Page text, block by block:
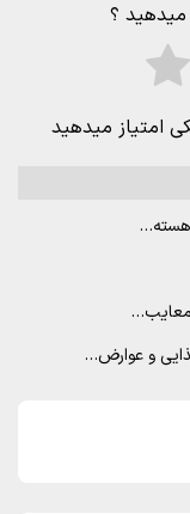
میدهید ؟
امتیاز میدهید
هسته…
معایب…
و عوارض…